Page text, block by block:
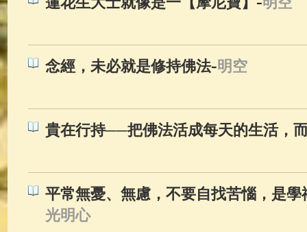
念經，未必就是修持佛法-明空
貴在行持──把佛法活成每天的生活，
平常無憂、無慮，不要自找苦惱，是
光明心